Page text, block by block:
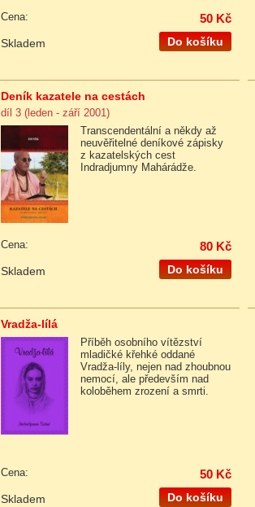
50 Kč
Cena:
Do košíku
Skladem
Deník kazatele na cestách
díl 3 (leden - září 2001)
Transcendentální a někdy až
neuvěřitelné deníkové zápisky
z kazatelských cest
Indradjumny Mahárádže.
80 Kč
Cena:
Do košíku
Skladem
Vradža-lílá
Příběh osobního vítězství
mladičké křehké oddané
Vradža-líly, nejen nad zhoubnou
nemocí, ale především nad
koloběhem zrození a smrti.
50 Kč
Cena:
Do košíku
Skladem